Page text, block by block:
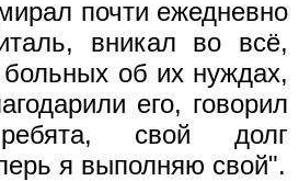
почти ежедневно
вникал во всё,
об их нуждах,
его, говорил
свой долг
я выполняю свой".